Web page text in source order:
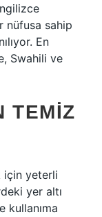
nüfusa sahip
En
Swahili ve
TEMIZ
için yeterli
yer altı
kullanıma